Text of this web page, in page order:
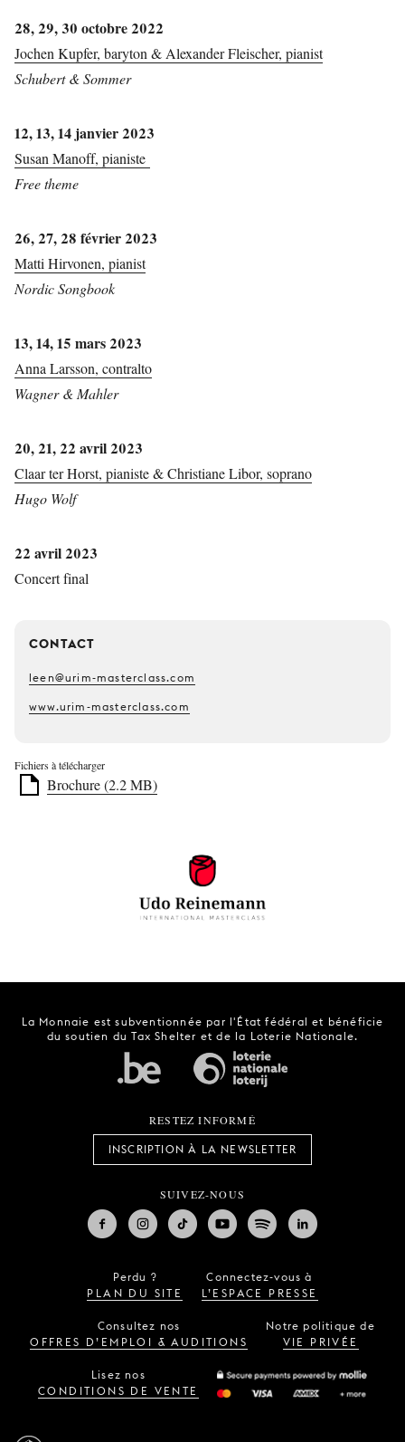
28, 29, 30 octobre 2022
Jochen Kupfer, baryton & Alexander Fleischer, pianist
Schubert & Sommer
12, 13, 14 janvier 2023
Susan Manoff, pianiste
Free theme
26, 27, 28 février 2023
Matti Hirvonen, pianist
Nordic Songbook
13, 14, 15 mars 2023
Anna Larsson, contralto
Wagner & Mahler
20, 21, 22 avril 2023
Claar ter Horst, pianiste & Christiane Libor, soprano
Hugo Wolf
22 avril 2023
Concert final
CONTACT
leen@urim-masterclass.com
www.urim-masterclass.com
Fichiers à télécharger
Brochure (2.2 MB)
La Monnaie est subventionnée par l'État fédéral et bénéficie
du soutien du Tax Shelter et de la Loterie Nationale.
RESTEZ INFORMÉ
INSCRIPTION À LA NEWSLETTER
SUIVEZ-NOUS
Perdu ?
PLAN DU SITE
Connectez-vous à
L’ESPACE PRESSE
Consultez nos
OFFRES D’EMPLOI & AUDITIONS
Notre politique de
VIE PRIVÉE
Lisez nos
CONDITIONS DE VENTE